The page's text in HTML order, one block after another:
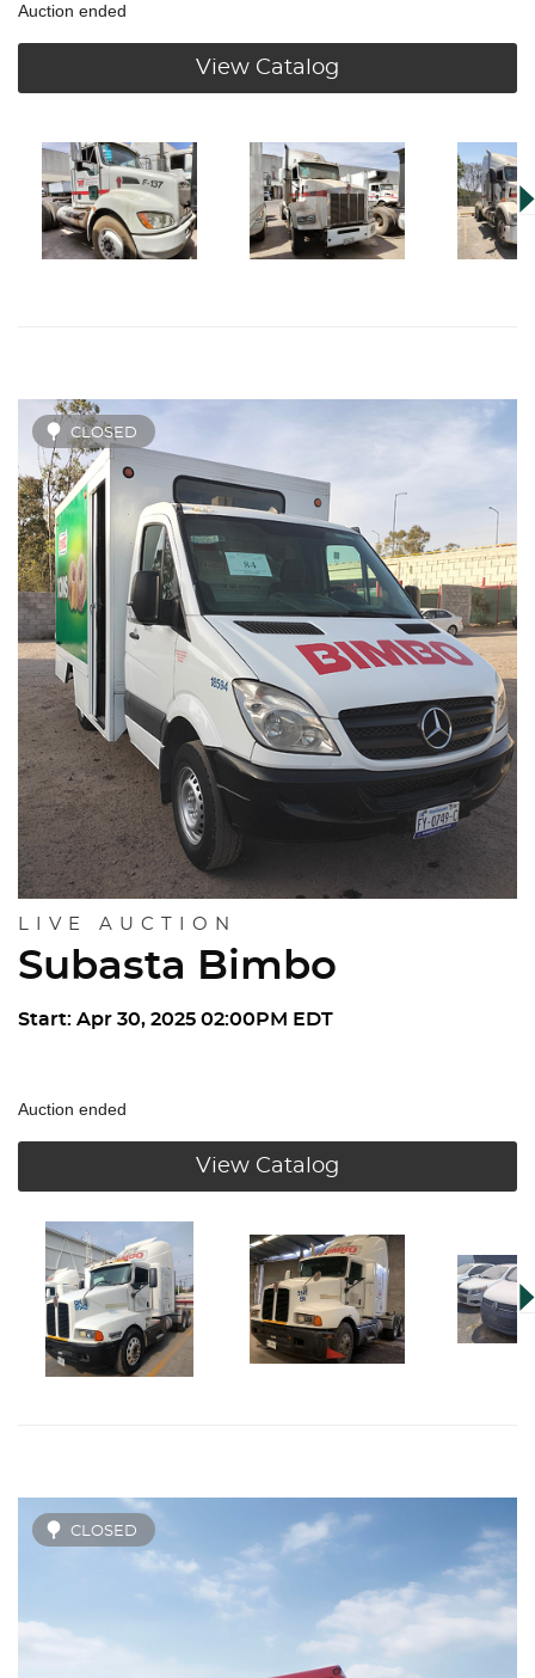
Auction ended
View Catalog
CLOSED
LIVE AUCTION
Subasta Bimbo
Start: Apr 30, 2025 02:00PM EDT
Auction ended
View Catalog
CLOSED